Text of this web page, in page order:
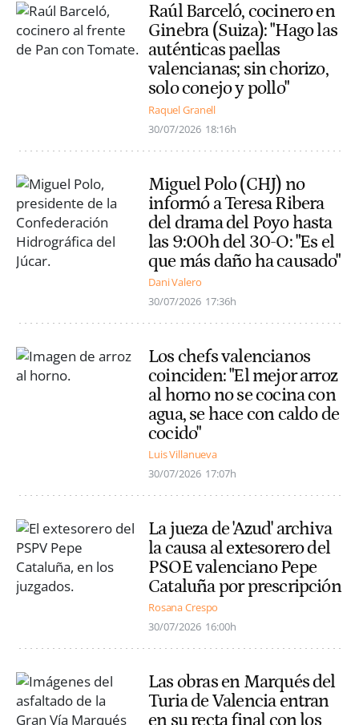
Raúl Barceló, cocinero en
Ginebra (Suiza): "Hago las
auténticas paellas
valencianas; sin chorizo,
solo conejo y pollo"
Raquel Granell
30/07/2026 18:16h
Miguel Polo (CHJ) no
informó a Teresa Ribera
del drama del Poyo hasta
las 9:00h del 30-O: "Es el
que más daño ha causado"
Dani Valero
30/07/2026 17:36h
Los chefs valencianos
coinciden: "El mejor arroz
al horno no se cocina con
agua, se hace con caldo de
cocido"
Luis Villanueva
30/07/2026 17:07h
La jueza de 'Azud' archiva
la causa al extesorero del
PSOE valenciano Pepe
Cataluña por prescripción
Rosana Crespo
30/07/2026 16:00h
Las obras en Marqués del
Turia de Valencia entran
en su recta final con los